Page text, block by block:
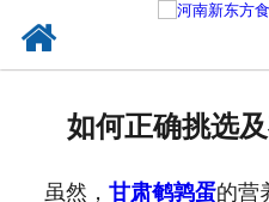
如何正确挑选
虽然， 甘肃鹌鹑蛋的营